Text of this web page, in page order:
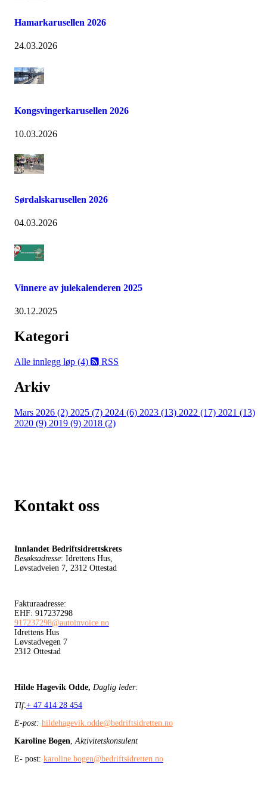
Hamarkarusellen 2026
24.03.2026
Kongsvingerkarusellen 2026
10.03.2026
Sørdalskarusellen 2026
04.03.2026
Vinnere av julekalenderen 2025
30.12.2025
Kategori
Alle innlegg løp (4) RSS
Arkiv
Mars 2026 (2) 2025 (7) 2024 (6) 2023 (13) 2022 (17) 2021 (13)
2020 (9) 2019 (9) 2018 (2)
Kontakt oss
Innlandet Bedriftsidrettskrets
Besøksadresse: Idrettens Hus,
Løvstadveien 7, 2312 Ottestad
Fakturaadresse:
EHF: 917237298
917237298@autoinvoice.no
Idrettens Hus
Løvstadvegen 7
2312 Ottestad
Hilde Hagevik Odde, Daglig leder:
Tlf:+ 47 414 28 454
E-post: hildehagevik.odde@bedriftsidretten.no
Karoline Bogen Aktivitetskonsulent
E- post: karoline.bogen@bedriftsidretten.no